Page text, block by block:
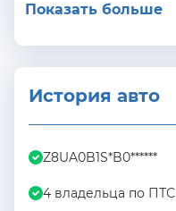
Показать больше
История авто
Z8UA0B1S*B0******
4 владельца по ПТС